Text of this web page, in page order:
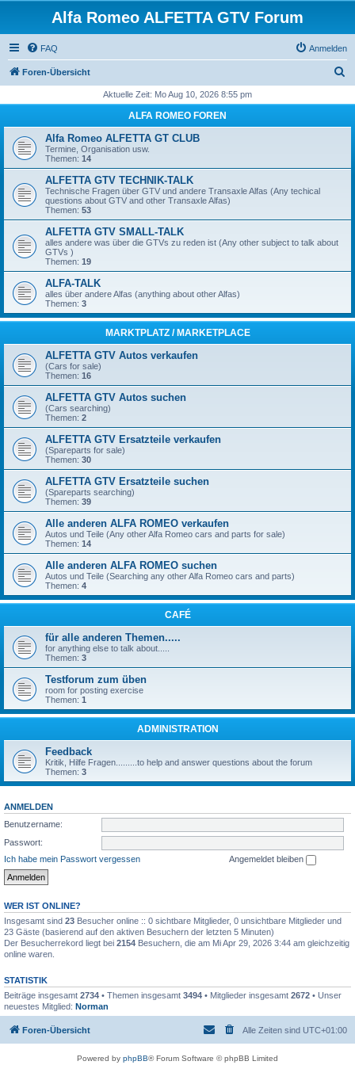
Alfa Romeo ALFETTA GTV Forum
FAQ Anmelden
Foren-Übersicht
h
Aktuelle Zeit: Mo Aug 10, 2026 8:55 pm
ALFA ROMEO FOREN
Alfa Romeo ALFETTA GT CLUB
Termine, Organisation usw.
Themen: 14
ALFETTA GTV TECHNIK-TALK
Technische Fragen über GTV und andere Transaxle Alfas (Any techical
questions about GTV and other Transaxle Alfas)
Themen: 53
ALFETTA GTV SMALL-TALK
alles andere was über die GTVs zu reden ist (Any other subject to talk about
GTVs )
Themen: 19
ALFA-TALK
alles über andere Alfas (anything about other Alfas)
Themen: 3
MARKTPLATZ / MARKETPLACE
ALFETTA GTV Autos verkaufen
(Cars for sale)
Themen: 16
ALFETTA GTV Autos suchen
(Cars searching)
Themen: 2
ALFETTA GTV Ersatzteile verkaufen
(Spareparts for sale)
Themen: 30
ALFETTA GTV Ersatzteile suchen
(Spareparts searching)
Themen: 39
Alle anderen ALFA ROMEO verkaufen
Autos und Teile (Any other Alfa Romeo cars and parts for sale)
Themen: 14
Alle anderen ALFA ROMEO suchen
Autos und Teile (Searching any other Alfa Romeo cars and parts)
Themen: 4
CAFÉ
für alle anderen Themen.....
for anything else to talk about.....
Themen: 3
Testforum zum üben
room for posting exercise
Themen: 1
ADMINISTRATION
Feedback
Kritik, Hilfe Fragen.........to help and answer questions about the forum
Themen: 3
ANMELDEN
Benutzername:
Passwort:
Ich habe mein Passwort vergessen
Angemeldet bleiben
WER IST ONLINE?
Insgesamt sind 23 Besucher online :: 0 sichtbare Mitglieder, 0 unsichtbare Mitglieder und
23 Gäste (basierend auf den aktiven Besuchern der letzten 5 Minuten)
Der Besucherrekord liegt bei 2154 Besuchern, die am Mi Apr 29, 2026 3:44 am gleichzeitig
online waren.
STATISTIK
Beiträge insgesamt 2734 • Themen insgesamt 3494 • Mitglieder insgesamt 2672 • Unser
neuestes Mitglied: Norman
Foren-Übersicht Alle Zeiten sind UTC+01:00
Powered by phpBB® Forum Software © phpBB Limited